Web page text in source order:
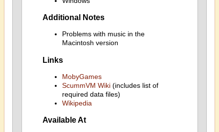
Additional Notes
Problems with music in the
Macintosh version
Links
MobyGames
ScummVM Wiki(includes list of
required data files)
Wikipedia
Available At